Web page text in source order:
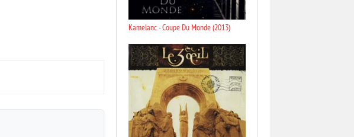
Kamelanc - Coupe Du Monde (2013)